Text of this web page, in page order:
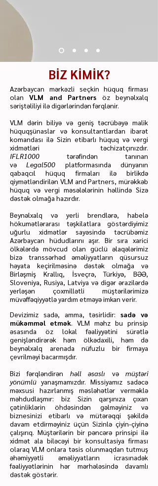
BİZ KİMİK?
Azərbaycan mərkəzli seçkin hüquq firması
olanVLM and Partners öz beynəlxalq
səriştəliliyi ilə digərlərindən fərqlənir.
VLM dərin biliyə və geniş təcrübəyə malik
hüquqşünaslar və konsultantlardan ibarət
komandası ilə Sizin etibarlı hüquq və vergi
xidmətləri təchizatçınızdır.
IFLR1000 tərəfindən tanınan
vəLegal500 platformasında dünyanın
qabaqcıl hüquq firmaları ilə birlikdə
qiymətləndirilən VLM and Partners, mürəkkəb
hüquq və vergi məsələlərinin həllində Sizə
dəstək olmağa hazırdır.
Beynəlxalq və yerli brendlərə, habelə
hökumətlərarası təşkilatlara göstərdiyimiz
uğurlu xidmətlər sayəsində təcrübəmiz
Azərbaycan hüdudlarını aşır. Bir sıra xarici
ölkələrdə mövcud olan güclü əlaqələrimiz
bizə transsərhəd əməliyyatların qüsursuz
həyata keçirilməsinə dəstək olmağa və
Birləşmiş Krallıq, İsveçrə, Türkiyə, BƏƏ,
Sloveniya, Rusiya, Latviya və digər ərazilərdə
yerləşən çoxmillətli müştərilərimizə
müvəffəqiyyətlə yardım etməyə imkan verir.
Devizimiz sadə, amma, təsirlidir:sadə və
mükəmməl etmək. VLM məhz bu prinsip
əsasında öz lokal fəaliyyətini sürətlə
genişləndirərək həm ölkədaxili, həm də
beynəlxalq arenada nüfuzlu bir firmaya
çevrilməyi bacarmışdır.
Bizi fərqləndirən həll əsaslı vəmüştəri
yönümlü yanaşmamızdır. Missiyamız sadəcə
məxsusi hazırlanmış məsləhətlər verməklə
məhdudlaşmır: biz Sizin qarşınıza çıxan
çətinliklərin öhdəsindən gəlməyiniz və
biznesinizi etibarlı və mütərəqqi şəkildə
davam etdirməyiniz üçün Sizinlə çiyin-çiyinə
çalışırıq. Müştərilərin bir pəncərə prinsipi ilə
xidmət ala biləcəyi bir konsultasiya firması
olaraq VLM onlara təsis olunmaqdan tutmuş
əhəmiyyətli əməliyyatların icrasınadək
fəaliyyətlərinin hər mərhələsində davamlı
dəstək göstərir.